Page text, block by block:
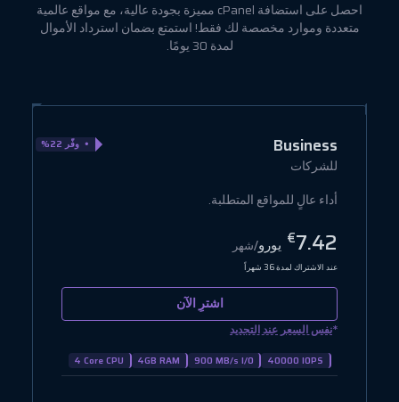
احصل على استضافة cPanel مميزة بجودة عالية، مع مواقع عالمية
متعددة وموارد مخصصة لك فقط! استمتع بضمان استرداد الأموال
لمدة 30 يومًا.
Business
للشركات
وفّر 22%
أداء عالٍ للمواقع المتطلبة.
€7.42 يورو/شهر
عند الاشتراك لمدة 36 شهراً
اشترِ الآن
*نفس السعر عند التجديد
4 Core CPU 4GB RAM 900 MB/s I/O 40000 IOPS